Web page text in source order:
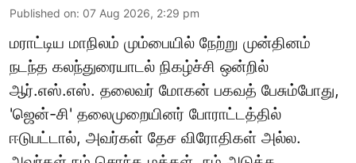
Published on: 07 Aug 2026, 2:29 pm
மராட்டிய மாநிலம் மும்பையில் நேற்று முன்தினம்
நடந்த கலந்துரையாடல் நிகழ்ச்சி ஒன்றில்
ஆர்.எஸ்.எஸ். தலைவர் மோகன் பகவத் பேசும்போது,
'ஜென்-சி' தலைமுறையினர் போராட்டத்தில்
ஈடுபட்டால், அவர்கள் தேச விரோதிகள் அல்ல.